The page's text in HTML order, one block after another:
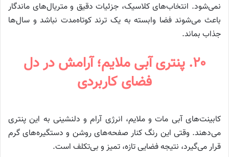
نمی‌شود. انتخاب‌های کلاسیک، جزئیات دقیق و متریال‌های ماندگار
باعث می‌شوند فضا وابسته به یک ترند کوتاه‌مدت نباشد و سال‌ها
جذاب بماند.
۲۰. پنتری آبی ملایم؛ آرامش در دل
فضای کاربردی
کابینت‌های آبی مات و ملایم، انرژی آرام و دلنشینی به این پنتری
می‌دهند. وقتی این رنگ کنار صفحه‌های روشن و دستگیره‌های گرم
قرار می‌گیرد، نتیجه فضایی تازه، تمیز و بی‌تکلف است.